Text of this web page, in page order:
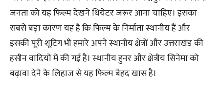
जनता को यह फिल्म देखने थियेटर जरूर आना चाहिए। इसका
सबसे बड़ा कारण यह है कि फिल्म के निर्माता स्थानीय हैं और
इसकी पूरी शूटिंग भी हमारे अपने स्थानीय क्षेत्रों और उत्तराखंड की
हसीन वादियों में की गई है। स्थानीय हुनर और क्षेत्रीय सिनेमा को
बढ़ावा देने के लिहाज से यह फिल्म बेहद खास है।